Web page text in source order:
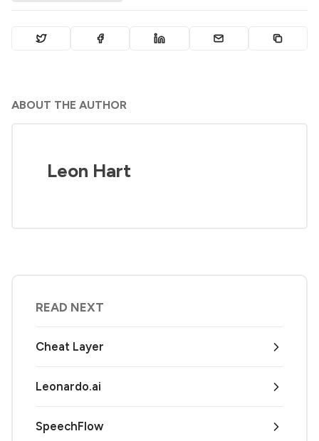
ABOUT THE AUTHOR
Leon Hart
READ NEXT
Cheat Layer
Leonardo.ai
SpeechFlow